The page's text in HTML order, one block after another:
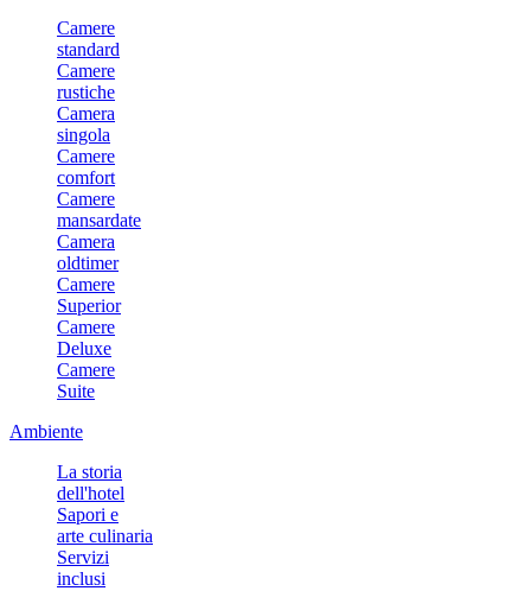
Camere
standard
Camere
rustiche
Camera
singola
Camere
comfort
Camere
mansardate
Camera
oldtimer
Camere
Superior
Camere
Deluxe
Camere
Suite
Ambiente
La storia
dell'hotel
Sapori e
arte culinaria
Servizi
inclusi